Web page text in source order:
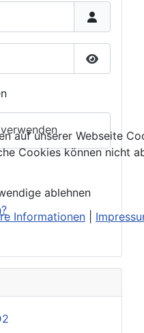
Passwort
auf unserer Webseite
Cookies können nicht
ablehnen
Informationen